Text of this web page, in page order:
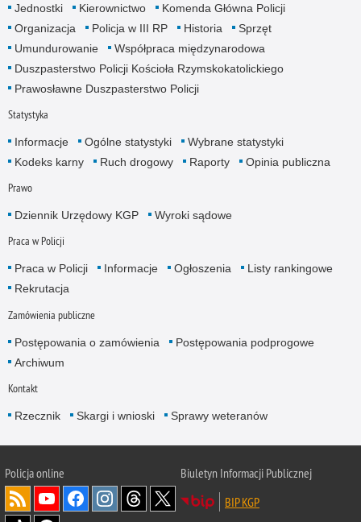
Jednostki Kierownictwo
Komenda Główna Policji
Organizacja
Policja w III RP Historia
Sprzęt
Umundurowanie
Współpraca międzynarodowa
Duszpasterstwo Policji Kościoła Rzymskokatolickiego
Prawosławne Duszpasterstwo Policji
Statystyka
Informacje Ogólne statystyki
Wybrane statystyki
Kodeks karny
Ruch drogowy Raporty Opinia publiczna
Prawo
Dziennik Urzędowy KGP Wyroki sądowe
Praca w Policji
Praca w Policji Informacje Ogłoszenia
Listy rankingowe
Rekrutacja
Zamówienia publiczne
Postępowania o zamówienia
Postępowania podprogowe
Archiwum
Kontakt
Rzecznik Skargi i wnioski Sprawy weteranów
Policjaonline
Biuletyn Informacji Publicznej
BIP KGP